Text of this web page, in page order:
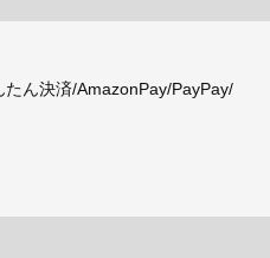
ん決済/AmazonPay/PayPay/